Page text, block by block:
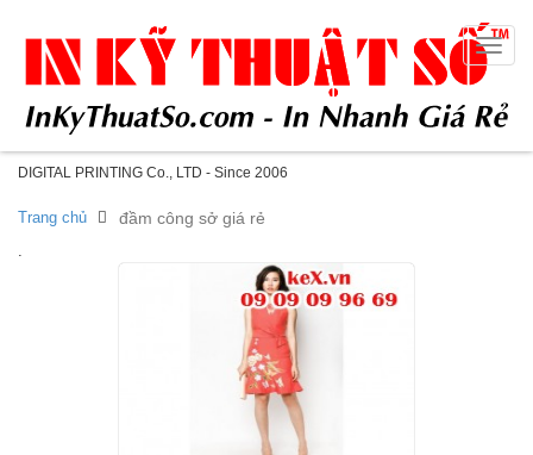
DIGITAL PRINTING Co., LTD - Since 2006
Toggle
Trang chủ đầm công sở giá rẻ
.